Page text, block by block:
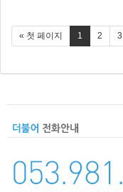
« 첫 페이지 1 2 3